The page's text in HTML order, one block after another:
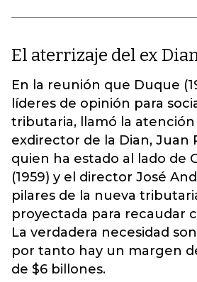
El aterrizaje del ex
En la reunión que Duque
líderes de opinión para
tributaria, llamó la atención
exdirector de la Dian, Juan
quien ha estado al lado de
(1959) y el director José
pilares de la nueva
proyectada para recaudar
La verdadera necesidad
por tanto hay un margen
de $6 billones.